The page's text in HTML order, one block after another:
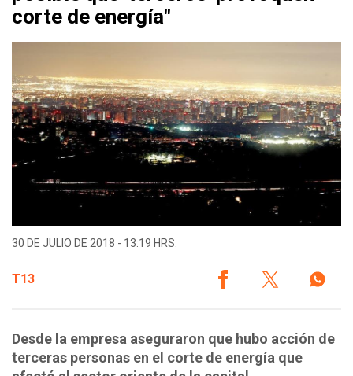
corte de energía"
30 DE JULIO DE 2018 - 13:19 HRS.
T13
Desde la empresa aseguraron que hubo acción de
terceras personas en el corte de energía que